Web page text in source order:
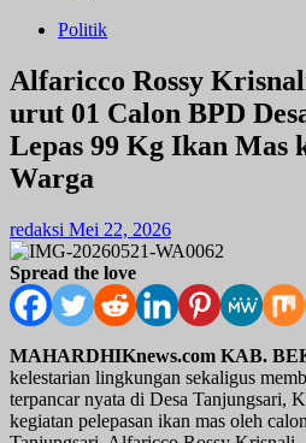
Politik
Alfaricco Rossy
urut 01 Calon BPD
Lepas 99 Kg Ikan Mas
Warga
redaksi Mei 22, 2026
Spread the love
MAHARDHIKnews.com KAB.
kelestarian lingkungan sekaligus
terpancar nyata di Desa Tanjungsari,
kegiatan pelepasan ikan mas oleh